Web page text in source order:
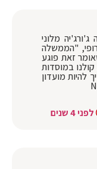
מלוני
"הממשלה
זאת פוגע
במוסדות
להיות מועדון
לפני 4 שנים